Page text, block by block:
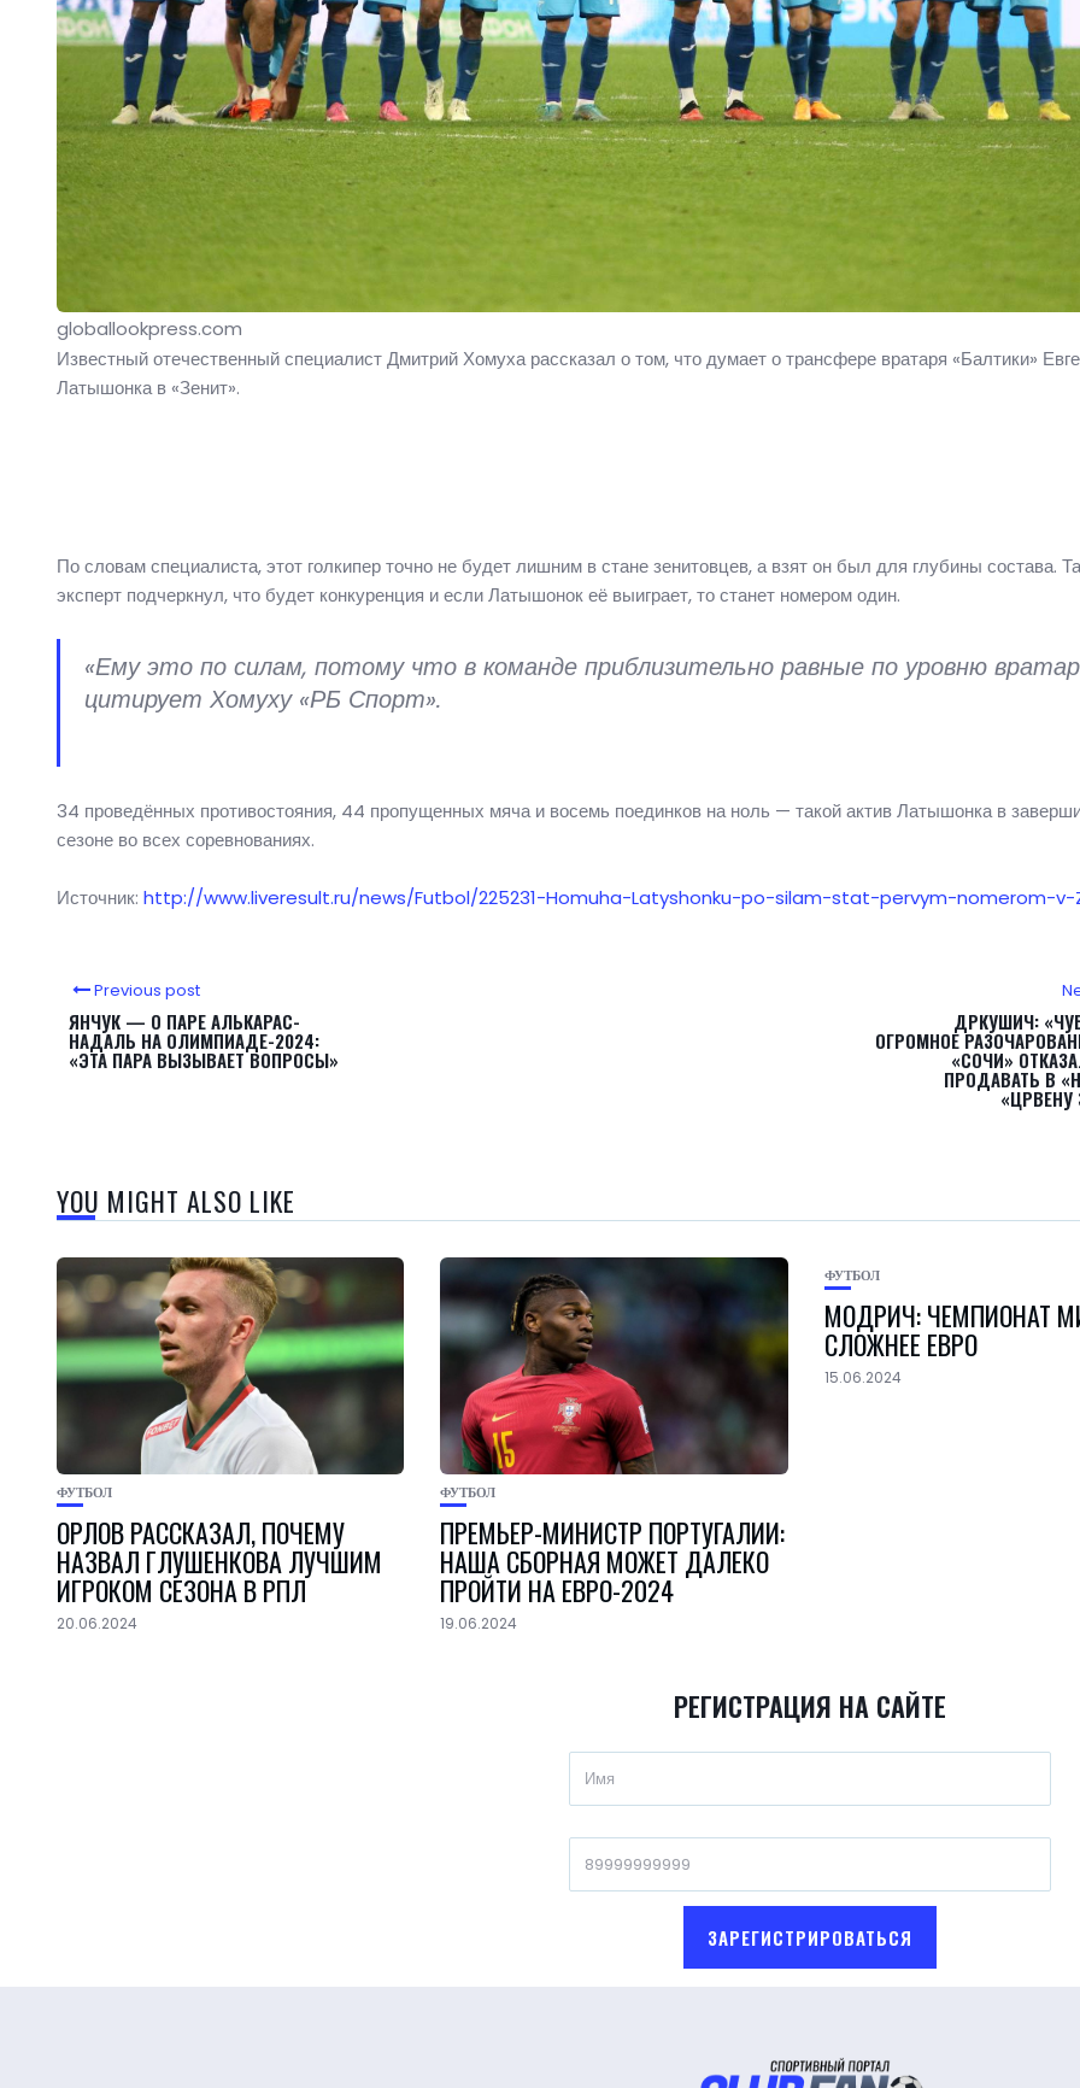
globallookpress.com
Известный отечественный специалист Дмитрий Хомуха рассказал о том, что думает о трансфере вратаря «Балтики»
Латышонка в «Зенит».
По словам специалиста, этот голкипер точно не будет лишним в стане зенитовцев, а взят он был для глубины состава.
эксперт подчеркнул, что будет конкуренция и если Латышонок её выиграет, то станет номером один.
«Ему это по силам, потому что в команде приблизительно равные по уровню
цитирует Хомуху «РБ Спорт».
34 проведённых противостояния, 44 пропущенных мяча и восемь поединков на ноль — такой актив Латышонка в
сезоне во всех соревнованиях.
Источник: http://www.liveresult.ru/news/Futbol/225231-Homuha-Latyshonku-po-silam-stat-pervym-nomerom-v-
Previous post
ЯНЧУК — О ПАРЕ АЛЬКАРАС-
НАДАЛЬ НА ОЛИМПИАДЕ-2024:
«ЭТА ПАРА ВЫЗЫВАЕТ ВОПРОСЫ»
ДРКУШИЧ:
ОГРОМНОЕ
«СОЧИ»
ПРОДАВАТЬ В
«ЦРВЕНУ
YOU MIGHT ALSO LIKE
ФУТБОЛ
ОРЛОВ РАССКАЗАЛ, ПОЧЕМУ
НАЗВАЛ ГЛУШЕНКОВА ЛУЧШИМ
ИГРОКОМ СЕЗОНА В РПЛ
20.06.2024
ФУТБОЛ
ПРЕМЬЕР-МИНИСТР ПОРТУГАЛИИ:
НАША СБОРНАЯ МОЖЕТ ДАЛЕКО
ПРОЙТИ НА ЕВРО-2024
19.06.2024
ФУТБОЛ
МОДРИЧ: ЧЕМПИОНАТ
СЛОЖНЕЕ ЕВРО
15.06.2024
РЕГИСТРАЦИЯ НА САЙТЕ
ЗАРЕГИСТРИРОВАТЬСЯ